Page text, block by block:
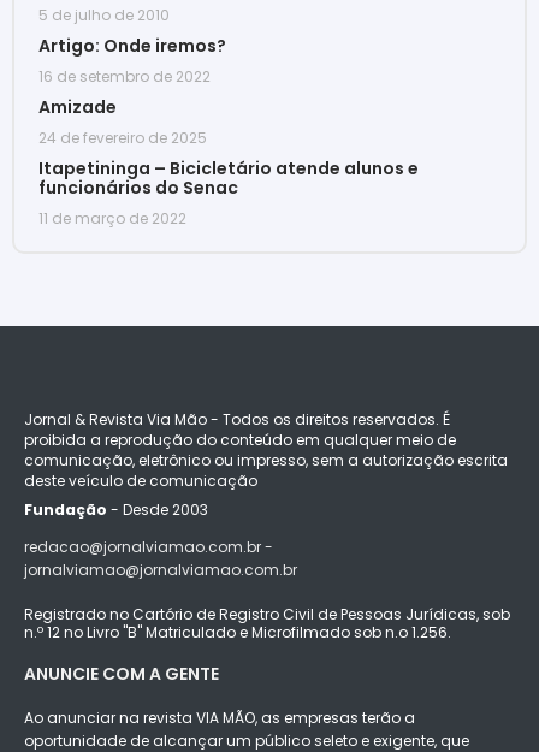
5 de julho de 2010
Artigo: Onde iremos?
16 de setembro de 2022
Amizade
24 de fevereiro de 2025
Itapetininga – Bicicletário atende alunos e
funcionários do Senac
11 de março de 2022
Jornal & Revista Via Mão - Todos os direitos reservados. É
proibida a reprodução do conteúdo em qualquer meio de
comunicação, eletrônico ou impresso, sem a autorização escrita
deste veículo de comunicação
Fundação - Desde 2003
redacao@jornalviamao.com.br -
jornalviamao@jornalviamao.com.br
Registrado no Cartório de Registro Civil de Pessoas Jurídicas, sob
n.º 12 no Livro "B" Matriculado e Microfilmado sob n.o 1.256.
ANUNCIE COM A GENTE
Ao anunciar na revista VIA MÃO, as empresas terão a
oportunidade de alcançar um público seleto e exigente, que